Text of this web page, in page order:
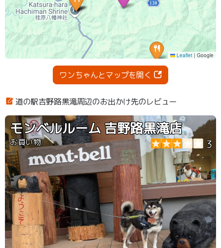
ワンちゃんとマップを開く
道の駅吉野路黒滝周辺のお出かけ先のレビュー
モンベルルーム 吉野路黒滝店
お買い物 3